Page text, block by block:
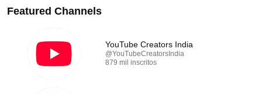
Featured Channels
YouTube Creators India
@YouTubeCreatorsIndia
879 mil inscritos